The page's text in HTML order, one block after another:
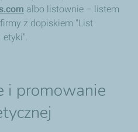
albo listownie – listem
z dopiskiem "List
etyki".
i promowanie